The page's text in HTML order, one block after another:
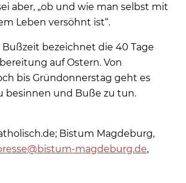
aber, „ob und wie man selbst mit
Leben versöhnt ist“.
bezeichnet die 40 Tage
auf Ostern. Von
bis Gründonnerstag geht es
besinnen und Buße zu tun.
Bistum Magdeburg,
magdeburg.de,